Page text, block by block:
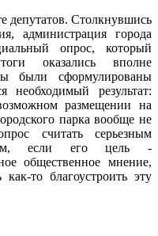
депутатов. Столкнувшись
администрация города
опрос, который
оказались вполне
были сформулированы
необходимый результат:
размещении на
парка вообще не
считать серьезным
если его цель -
общественное мнение,
то благоустроить эту